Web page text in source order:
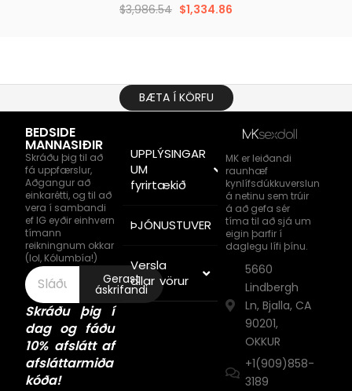
$3,986.54 $1,334.86
BÆTA Í KÖRFU
BEDSIDE
MANNASIÐIR
Skráðu þig til að
fá uppfærslur,
Aðgangur að
einkarétti, og til að
vera í sambandi
ef IG eyðir einhvern
tímann
reikningnum okkar
(lol, Kólumbía!)
Gerast
áskrifandi
Skráðu þig í
dag og fáðu
10% afslátt af
afsláttarmiða
kóða!
UPPLÝSINGAR
UM
fyrirtækið
ÞJÓNUSTUVER
Versla
allar vörur
MK er leiðandi
raunhæf
kynlífsdúkkuverslun
á netinu sem trúir
á að gefa sér
tíma til að sjá um
eigin þarfir í
daglegu lífi þínu.
5660
Lindbergh
Ln, Bjalla, CA
90201,
OKKUR
+1(909)858-
3189